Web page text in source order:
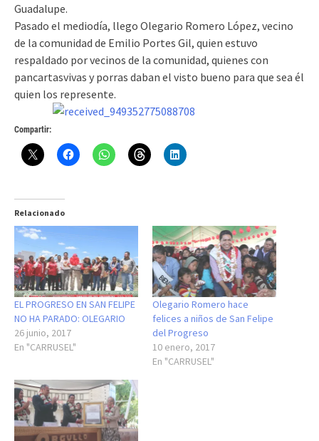
Guadalupe.
Pasado el mediodía, llego Olegario Romero López, vecino
de la comunidad de Emilio Portes Gil, quien estuvo
respaldado por vecinos de la comunidad, quienes con
pancartasvivas y porras daban el visto bueno para que sea él
quien los represente.
Compartir:
Relacionado
EL PROGRESO EN SAN FELIPE
NO HA PARADO: OLEGARIO
26 junio, 2017
En "CARRUSEL"
Olegario Romero hace
felices a niños de San Felipe
del Progreso
10 enero, 2017
En "CARRUSEL"